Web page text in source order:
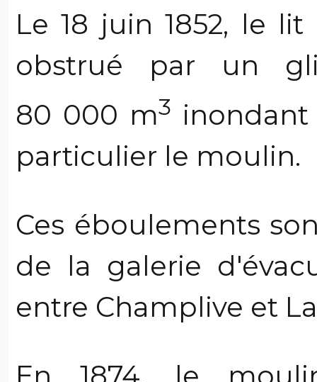
Le 18 juin 1852, le
obstrué par un
80 000 m3
particulier le moulin.
Ces éboulements
de la galerie
entre Champlive et